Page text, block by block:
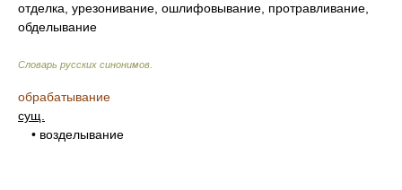
отделка, урезонивание, ошлифовывание, протравливание,
обделывание
Словарь русских синонимов
обрабатывание
сущ.
• возделывание